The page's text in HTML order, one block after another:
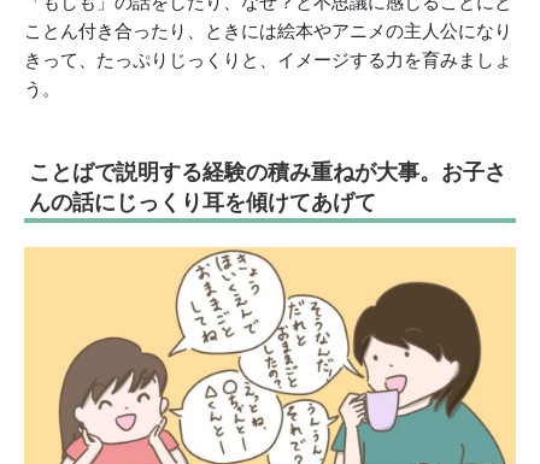
ことん付き合ったり、ときには絵本やアニメの主人公になり
きって、たっぷりじっくりと、イメージする力を育みましょ
う。
ことばで説明する経験の積み重ねが大事。お子さ
んの話にじっくり耳を傾けてあげて